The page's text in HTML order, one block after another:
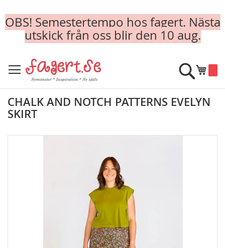
OBS! Semestertempo hos fagert. Nästa
utskick från oss blir den 10 aug.
to
Content
Min
Sök
CHALK AND NOTCH PATTERNS EVELYN
SKIRT